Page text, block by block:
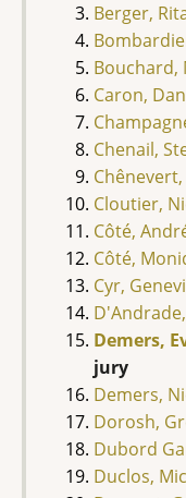
Berger,
Bouchard,
Caron,
Chenail,
Cloutier,
Côté,
Côté,
Cyr,
Demers,
jury
Demers,
Dorosh,
Dubord
Duclos,